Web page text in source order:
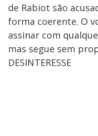
de Rabiot são
forma coerente. O
assinar com
mas segue sem
DESINTERESSE